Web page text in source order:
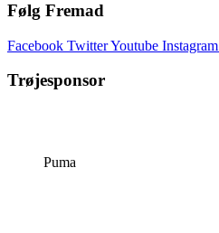
Følg Fremad
Facebook TwitterYoutube Instagram
Trøjesponsor
Puma